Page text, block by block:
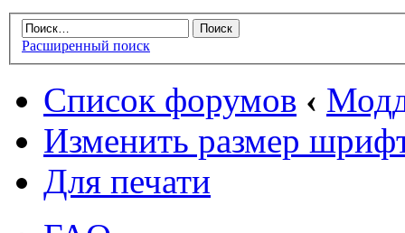
Расширенный поиск
Список форумов ‹
Изменить размер
Для печати